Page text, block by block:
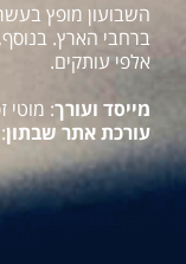
ברחבי הארץ.
אלפי עותקים.
מייסד ועורך: מוטי
עורכת אתר שבתון